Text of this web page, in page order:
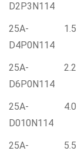
D2P3N114
25A-
D4P0N114
1.5
25A-
D6P0N114
2.2
25A-
D010N114
4.0
25A- 5.5